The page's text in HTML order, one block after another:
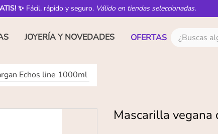
✨ Fácil, rápido y seguro. Válido en tiendas seleccionadas.
JOYERÍA Y NOVEDADES OFERTAS ¿Buscas
Echos line 1000ml
Mascarilla vegana